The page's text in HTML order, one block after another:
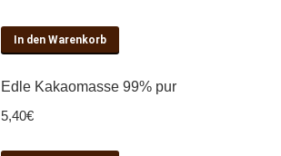
In den Warenkorb
Edle Kakaomasse 99% pur
5,40€